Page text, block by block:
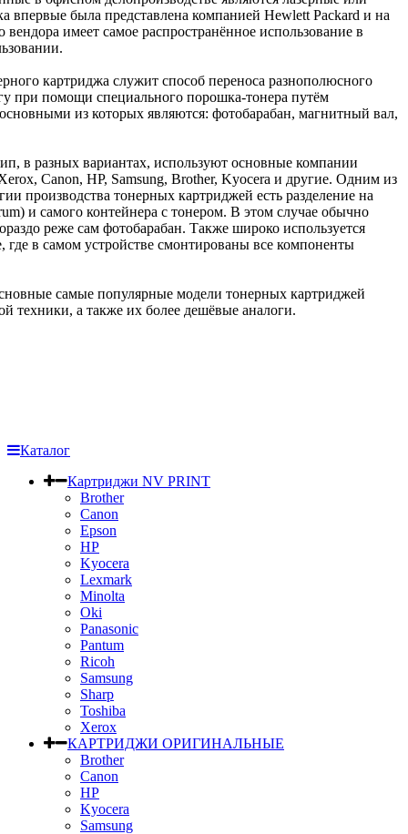
впервые была представлена компанией Hewlett Packard и на
имеет самое распространённое использование в
картриджа служит способ переноса разнополюсного
при помощи специального порошка-тонера путём
из которых являются: фотобарабан, магнитный вал,
в разных вариантах, используют основные компании
Canon, HP, Samsung, Brother, Kyocera и другие. Одним из
производства тонерных картриджей есть разделение на
и самого контейнера с тонером. В этом случае обычно
реже сам фотобарабан. Также широко используется
где в самом устройстве смонтированы все компоненты
самые популярные модели тонерных картриджей
техники, а также их более дешёвые аналоги.
Каталог
Картриджи NV PRINT
Brother
Canon
Epson
HP
Kyocera
Lexmark
Minolta
Oki
Panasonic
Pantum
Ricoh
Samsung
Sharp
Toshiba
Xerox
КАРТРИДЖИ ОРИГИНАЛЬНЫЕ
Brother
Canon
HP
Kyocera
Samsung